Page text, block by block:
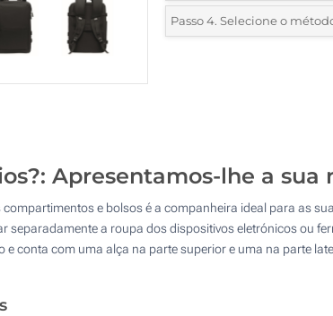
1 Cor (Na frente)
Transferência digital a
Sem impressão
*Quantidade mínima:5
100
Passo 4. Selecione o
Apresentamos-lhe a sua
e bolsos é a companheira ideal para as
separadamente a roupa dos dispositivos eletrónicos ou
e conta com uma alça na parte superior e uma na parte